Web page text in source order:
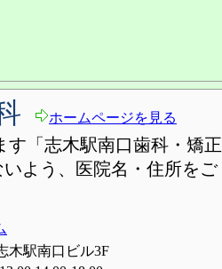
ホームページを見る
す「志木駅南口歯科・矯正
よう、医院名・住所をご
木駅南口ビル3F